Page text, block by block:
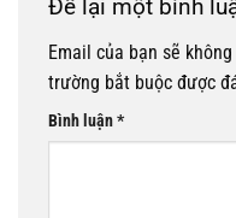
Để lại một bình
Email của bạn sẽ
trường bắt buộc được
Bình luận*